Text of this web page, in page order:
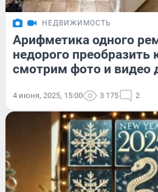
НЕДВИЖИМОСТЬ
Арифметика одного
недорого преобразить
смотрим фото и видео
4 июня, 2025, 15:00 3 175 2